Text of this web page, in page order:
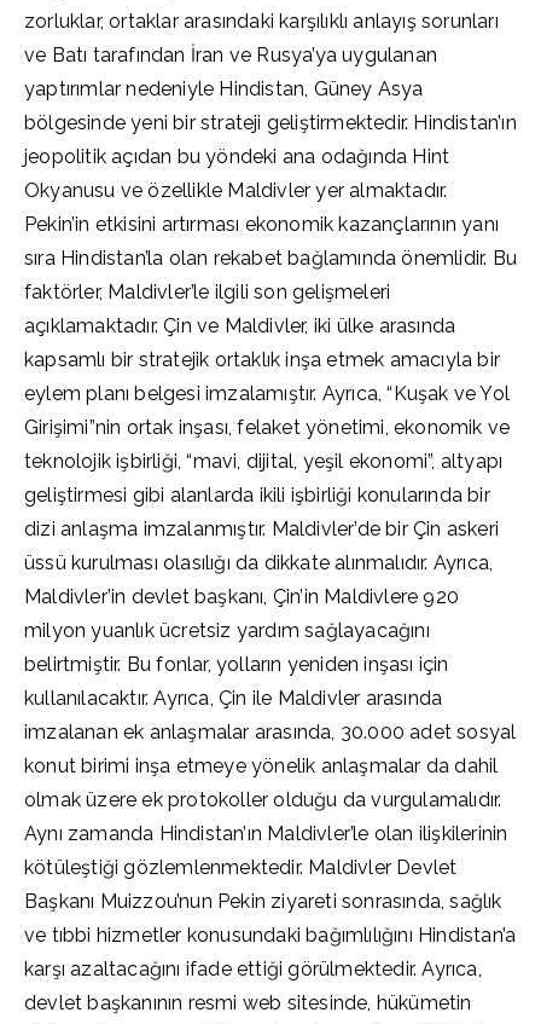
zorluklar, ortaklar arasındaki karşılıklı anlayış sorunları
ve Batı tarafından İran ve Rusya’ya uygulanan
yaptırımlar nedeniyle Hindistan, Güney Asya
bölgesinde yeni bir strateji geliştirmektedir. Hindistan’ın
jeopolitik açıdan bu yöndeki ana odağında Hint
Okyanusu ve özellikle Maldivler yer almaktadır.
Pekin’in etkisini artırması ekonomik kazançlarının yanı
sıra Hindistan’la olan rekabet bağlamında önemlidir. Bu
faktörler, Maldivler’le ilgili son gelişmeleri
açıklamaktadır. Çin ve Maldivler, iki ülke arasında
kapsamlı bir stratejik ortaklık inşa etmek amacıyla bir
eylem planı belgesi imzalamıştır. Ayrıca, “Kuşak ve Yol
Girişimi”nin ortak inşası, felaket yönetimi, ekonomik ve
teknolojik işbirliği, “mavi, dijital, yeşil ekonomi”, altyapı
geliştirmesi gibi alanlarda ikili işbirliği konularında bir
dizi anlaşma imzalanmıştır. Maldivler’de bir Çin askeri
üssü kurulması olasılığı da dikkate alınmalıdır. Ayrıca,
Maldivler’in devlet başkanı, Çin’in Maldivlere 920
milyon yuanlık ücretsiz yardım sağlayacağını
belirtmiştir. Bu fonlar, yolların yeniden inşası için
kullanılacaktır. Ayrıca, Çin ile Maldivler arasında
imzalanan ek anlaşmalar arasında, 30.000 adet sosyal
konut birimi inşa etmeye yönelik anlaşmalar da dahil
olmak üzere ek protokoller olduğu da vurgulamalıdır.
Aynı zamanda Hindistan’ın Maldivler’le olan ilişkilerinin
kötüleştiği gözlemlenmektedir. Maldivler Devlet
Başkanı Muizzou’nun Pekin ziyareti sonrasında, sağlık
ve tıbbi hizmetler konusundaki bağımlılığını Hindistan’a
karşı azaltacağını ifade ettiği görülmektedir. Ayrıca,
devlet başkanının resmi web sitesinde, hükümetin